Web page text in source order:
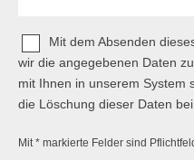
Mit dem Absenden
wir die angegebenen Daten
mit Ihnen in unserem System
die Löschung dieser Daten
Mit * markierte Felder sind